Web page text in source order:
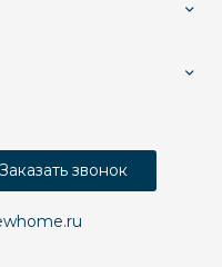
Заказать звонок